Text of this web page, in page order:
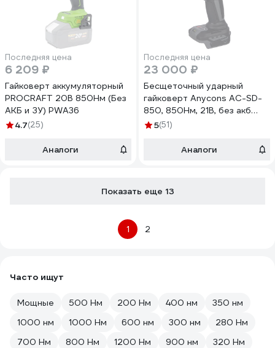
Последняя цена
6 209 ₽
Гайковерт аккумуляторный
PROCRAFT 20В 850Нм (Без
АКБ и ЗУ) PWA36
4.7(25)
Аналоги
Последняя цена
23 000 ₽
Бесщеточный ударный
гайковерт Anycons AC-SD-
850, 850Нм, 21В, без акб
AC-SD8500
5(51)
Аналоги
Показать еще 13
1 2
Часто ищут
Мощные 500 Нм 200 Нм 400 нм
350 нм
1000 нм
1000 Нм 600 нм 300 нм
280 Нм
700 Нм
800 Нм 1200 Нм 900 нм
320 Нм